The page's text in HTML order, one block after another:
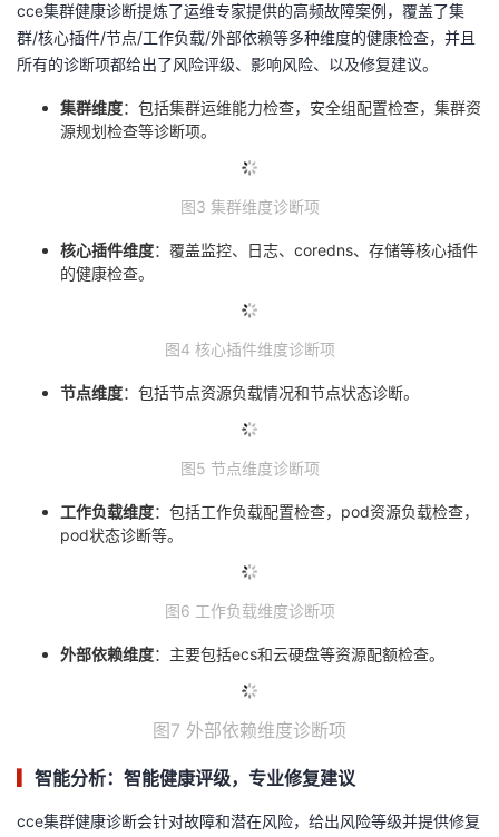
cce集群健康诊断提炼了运维专家提供的高频故障案例，覆盖了集
群/核心插件/节点/工作负载/外部依赖等多种维度的健康检查，并且
所有的诊断项都给出了风险评级、影响风险、以及修复建议。
集群维度：包括集群运维能力检查，安全组配置检查，集群资
源规划检查等诊断项。
图3 集群维度诊断项
核心插件维度：覆盖监控、日志、coredns、存储等核心插件
的健康检查。
图4 核心插件维度诊断项
节点维度：包括节点资源负载情况和节点状态诊断。
图5 节点维度诊断项
工作负载维度：包括工作负载配置检查，pod资源负载检查，
pod状态诊断等。
图6 工作负载维度诊断项
外部依赖维度：主要包括ecs和云硬盘等资源配额检查。
图7 外部依赖维度诊断项
智能分析：智能健康评级，专业修复建议
cce集群健康诊断会针对故障和潜在风险，给出风险等级并提供修复